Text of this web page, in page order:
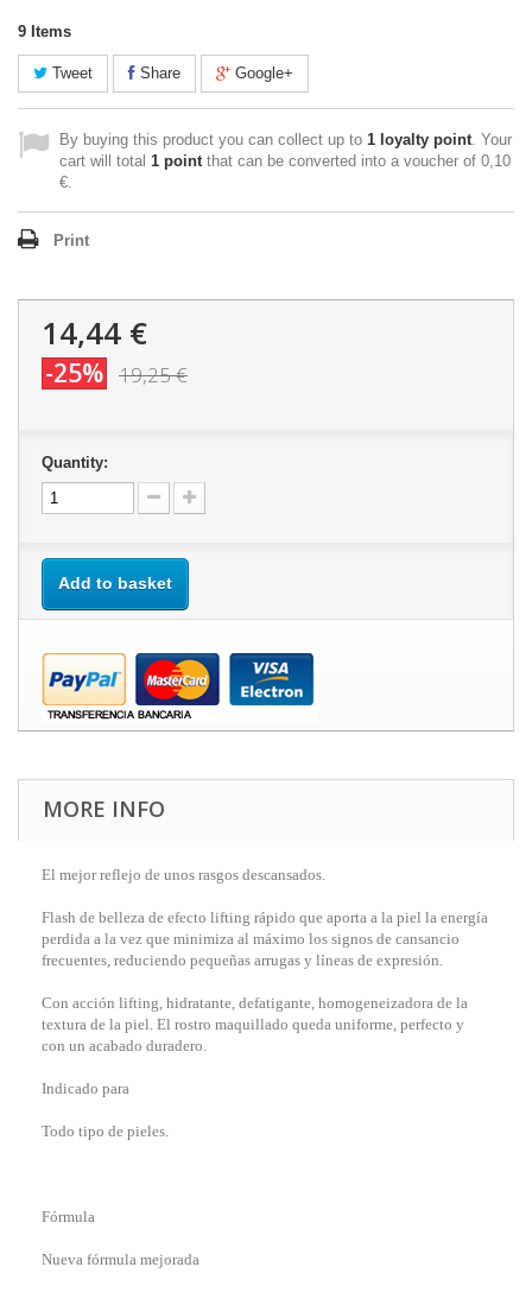
9 Items
Tweet Share Google+
By buying this product you can collect up to 1 loyalty point. Your
cart will total 1 pointthat can be converted into a voucher of 0,10
€.
Print
14,44 €
-25% 19,25 €
Quantity:
Add to basket
MORE INFO
El mejor reflejo de unos rasgos descansados.
Flash de belleza de efecto lifting rápido que aporta a la piel la energía
perdida a la vez que minimiza al máximo los signos de cansancio
frecuentes, reduciendo pequeñas arrugas y líneas de expresión.
Con acción lifting, hidratante, defatigante, homogeneizadora de la
textura de la piel. El rostro maquillado queda uniforme, perfecto y
con un acabado duradero.
Indicado para
Todo tipo de pieles.
Fórmula
Nueva fórmula mejorada